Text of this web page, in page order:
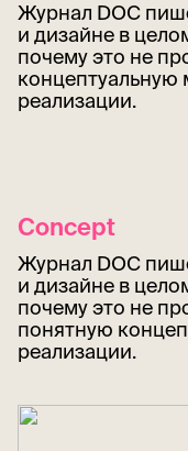
Журнал DOC
и дизайне в
почему это не
концептуальную
реализации.
Concept
Журнал DOC
и дизайне в
почему это не
понятную
реализации.